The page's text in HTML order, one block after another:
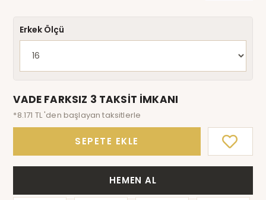
Erkek Ölçü
VADE FARKSIZ 3 TAKSİT İMKANI
*8.171 TL 'den başlayan taksitlerle
SEPETE EKLE
HEMEN AL